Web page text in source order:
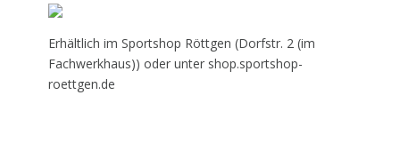
Erhältlich im Sportshop Röttgen (Dorfstr. 2 (im
Fachwerkhaus)) oder unter shop.sportshop-
roettgen.de